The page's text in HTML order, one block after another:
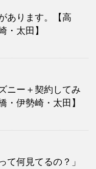
あります。【高
・太田】
ニー＋契約してみ
伊勢崎・太田】
て何見てるの？」